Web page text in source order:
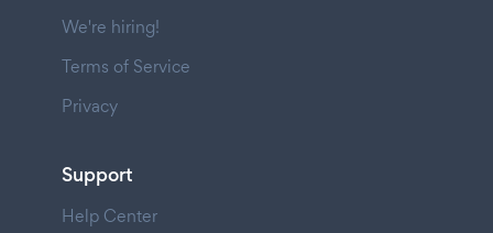
We're hiring!
Terms of Service
Privacy
Support
Help Center